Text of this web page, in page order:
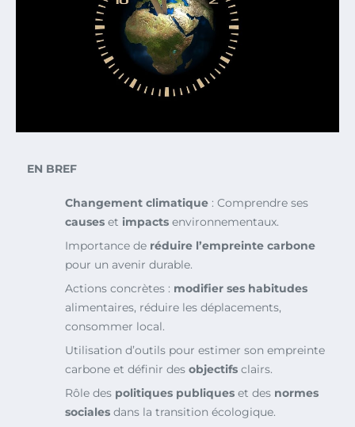
EN BREF
Changement climatique : Comprendre ses
causes et impacts environnementaux.
Importance de réduire l’empreinte carbone
pour un avenir durable.
Actions concrètes : modifier ses habitudes
alimentaires, réduire les déplacements,
consommer local.
Utilisation d’outils pour estimer son empreinte
carbone et définir des objectifs clairs.
Rôle des politiques publiques et des normes
sociales dans la transition écologique.